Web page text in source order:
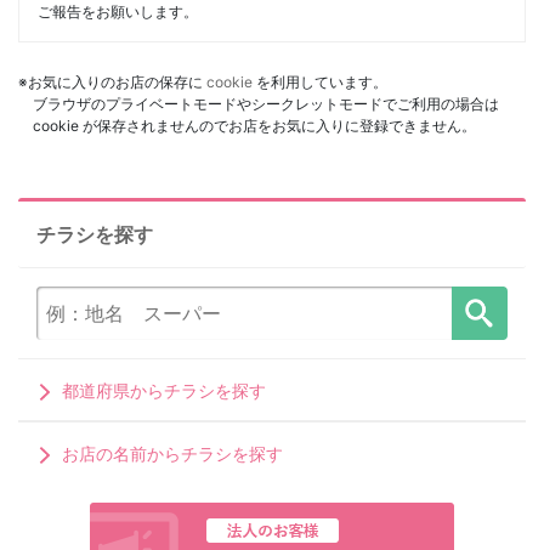
ご報告をお願いします。
※お気に入りのお店の保存に cookie を利用しています。
ブラウザのプライベートモードやシークレットモードでご利用の場合は
cookie が保存されませんのでお店をお気に入りに登録できません。
チラシを探す
都道府県からチラシを探す
お店の名前からチラシを探す